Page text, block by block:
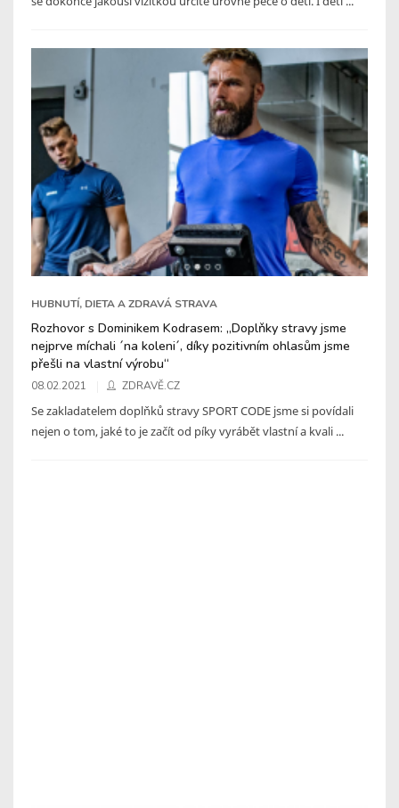
HUBNUTÍ, DIETA A ZDRAVÁ STRAVA
Rozhovor s Dominikem Kodrasem: „Doplňky stravy jsme
nejprve míchali ´na koleni´, díky pozitivním ohlasům jsme
přešli na vlastní výrobu“
08.02.2021 ZDRAVĚ.CZ
Se zakladatelem doplňků stravy SPORT CODE jsme si povídali
nejen o tom, jaké to je začít od píky vyrábět vlastní a kvali ...